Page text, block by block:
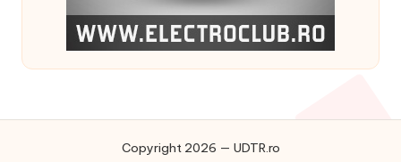
Copyright 2026 — UDTR.ro